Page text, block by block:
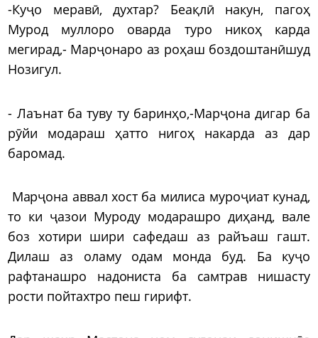
-Куҷо меравӣ, духтар? Беақлӣ накун, пагоҳ
Мурод муллоро оварда туро никоҳ карда
мегирад,- Марҷонаро аз роҳаш боздоштанӣшуд
Нозигул.
- Лаънат ба туву ту баринҳо,-Марҷона дигар ба
рӯйи модараш ҳатто нигоҳ накарда аз дар
баромад.
Марҷона аввал хост ба милиса муроҷиат кунад,
то ки ҷазои Муроду модарашро диҳанд, вале
боз хотири шири сафедаш аз райъаш гашт.
Дилаш аз оламу одам монда буд. Ба куҷо
рафтанашро надониста ба самтрав нишасту
рости пойтахтро пеш гирифт.